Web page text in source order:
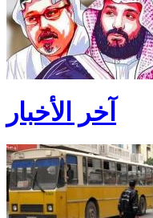
آخر الأخبار